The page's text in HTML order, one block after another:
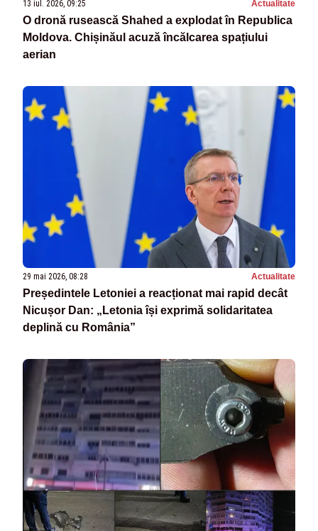
13 iul. 2026, 09:25 Actualitate
O dronă rusească Shahed a explodat în Republica
Moldova. Chișinăul acuză încălcarea spațiului
aerian
29 mai 2026, 08:28 Actualitate
Președintele Letoniei a reacționat mai rapid decât
Nicușor Dan: „Letonia își exprimă solidaritatea
deplină cu România”